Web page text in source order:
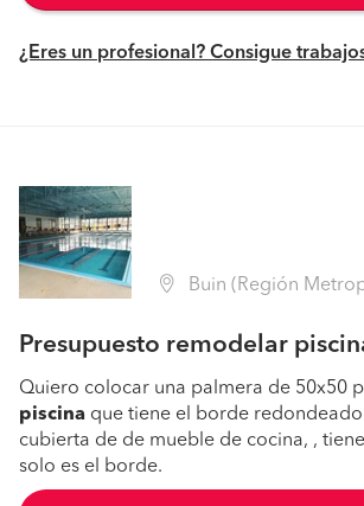
¿Eres un profesional? Consigue
Buin (Región Metropolitana -
Presupuesto remodelar
Quiero colocar una palmera de 50x50
piscina que tiene el borde
cubierta de de mueble de cocina, ,
solo es el borde.